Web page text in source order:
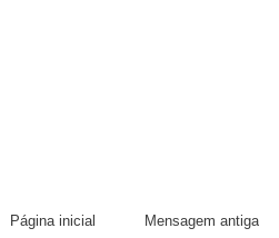
Mensagem antiga
Página inicial